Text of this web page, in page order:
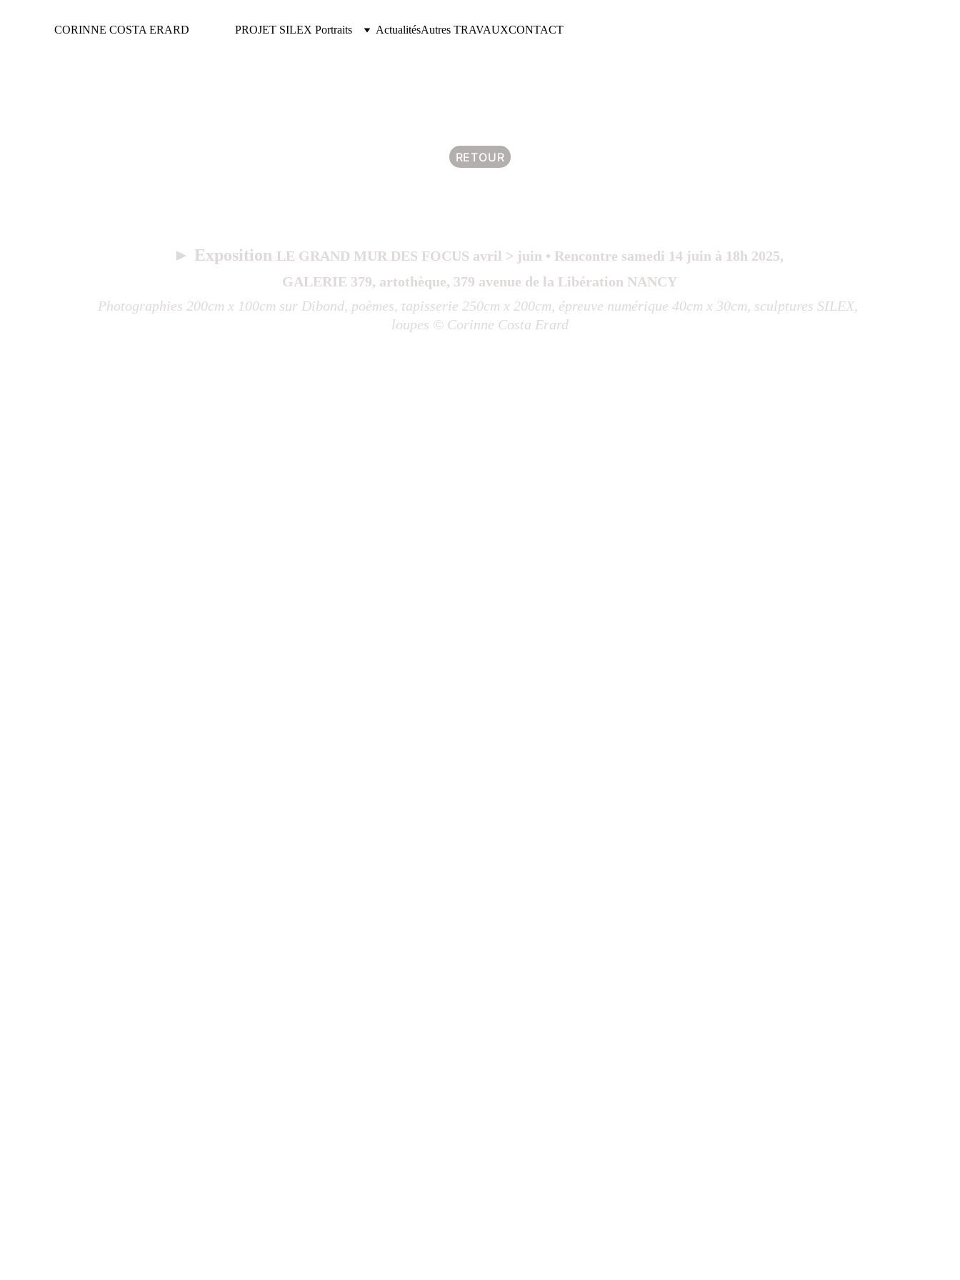
CORINNE COSTA ERARD PROJET SILEX Portraits ActualitésAutres TRAVAUXCONTACT
RETOUR
► Exposition LE GRAND MUR DES FOCUS avril > juin • Rencontre samedi 14 juin à 18h 2025,
GALERIE 379, artothèque, 379 avenue de la Libération NANCY
Photographies 200cm x 100cm sur Dibond, poèmes, tapisserie 250cm x 200cm, épreuve numérique 40cm x 30cm, sculptures SILEX,
loupes © Corinne Costa Erard